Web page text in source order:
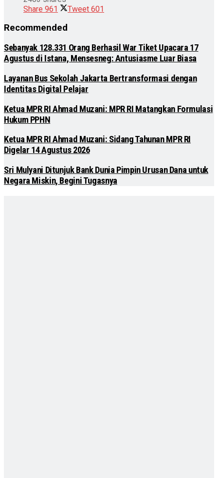
Share 961 Tweet 601
Recommended
Sebanyak 128.331 Orang Berhasil War Tiket Upacara 17
Agustus di Istana, Mensesneg: Antusiasme Luar Biasa
Layanan Bus Sekolah Jakarta Bertransformasi dengan
Identitas Digital Pelajar
Ketua MPR RI Ahmad Muzani: MPR RI Matangkan Formulasi
Hukum PPHN
Ketua MPR RI Ahmad Muzani: Sidang Tahunan MPR RI
Digelar 14 Agustus 2026
Sri Mulyani Ditunjuk Bank Dunia Pimpin Urusan Dana untuk
Negara Miskin, Begini Tugasnya